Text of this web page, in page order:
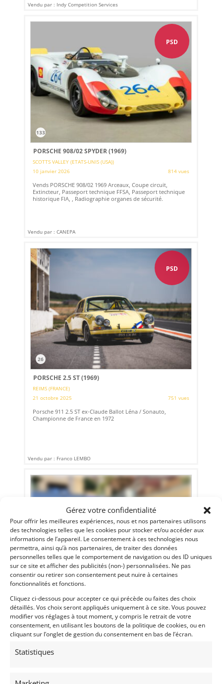
Gérez votre confidentialité
Pour offrir les meilleures expériences, nous et nos partenaires utilisons
des technologies telles que les cookies pour stocker et/ou accéder aux
informations de l’appareil. Le consentement à ces technologies nous
permettra, ainsi qu’à nos partenaires, de traiter des données
personnelles telles que le comportement de navigation ou des ID uniques
sur ce site et afficher des publicités (non-) personnalisées. Ne pas
consentir ou retirer son consentement peut nuire à certaines
fonctionnalités et fonctions.
Cliquez ci-dessous pour accepter ce qui précède ou faites des choix
détaillés. Vos choix seront appliqués uniquement à ce site. Vous pouvez
modifier vos réglages à tout moment, y compris le retrait de votre
consentement, en utilisant les boutons de la politique de cookies, ou en
cliquant sur l’onglet de gestion du consentement en bas de l’écran.
Statistiques
Vendu par : Indy Competition Services
PSD
133
PORSCHE 908/02 SPYDER (1969)
SCOTTS VALLEY (ETATS-UNIS (USA))
10 janvier 2026
814 vues
Vends PORSCHE 908/02 1969 Arceaux, Coupe circuit,
Extincteur, Passeport technique FFSA, Passeport technique
historique FIA, , Radiographie organes de sécurité.
Vendu par : CANEPA
PSD
26
PORSCHE 2.5 ST (1969)
REIMS (FRANCE)
21 octobre 2025
751 vues
Porsche 911 2.5 ST ex-Claude Ballot Léna / Sonauto,
Championne de France en 1972
Vendu par : Franco LEMBO
18
MASERATI GHIBLI 4,7L (1969)[VENDU]
MONACO (MONACO)
23 juin 2025
542 vues
Vends Maserati Ghibli 4,7L de 1969. La meilleure
fera le bonheur de tout collectionneur amateur des
production de la fin des années 60, et elle représente à coup